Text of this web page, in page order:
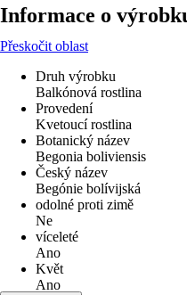
Informace o
Přeskočit oblast
Druh výrobku
Balkónová rostlina
Provedení
Kvetoucí rostlina
Botanický název
Begonia boliviensis
Český název
Begónie bolívijská
odolné proti zimě
Ne
víceleté
Ano
Květ
Ano